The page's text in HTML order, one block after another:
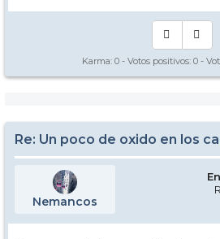
Karma: 0 - Votos positivos: 0 -
Re: Un poco de oxido en los
Nemancos